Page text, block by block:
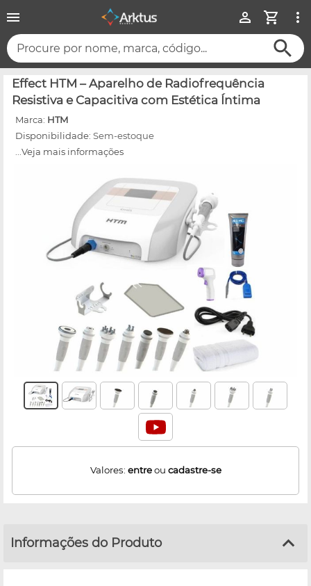
Procure por nome, marca, código...
Effect HTM – Aparelho de Radiofrequência
Resistiva e Capacitiva com Estética Íntima
Marca: HTM
Disponibilidade: Sem-estoque
...Veja mais informações
Valores: entreou cadastre-se
Informações do Produto